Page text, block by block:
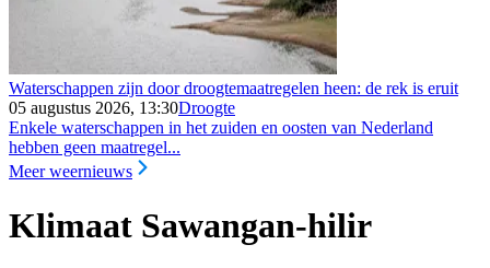
Waterschappen zijn door droogtemaatregelen heen: de rek is eruit
05 augustus 2026, 13:30Droogte
Enkele waterschappen in het zuiden en oosten van Nederland
hebben geen maatregel...
Meer weernieuws
Klimaat Sawangan-hilir